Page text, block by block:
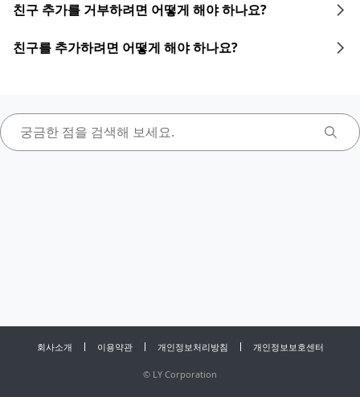
친구 추가를 거부하려면 어떻게 해야 하나요?
친구를 추가하려면 어떻게 해야 하나요?
회사소개 이용약관 개인정보처리방침 개인정보보호센터
© LY Corporation